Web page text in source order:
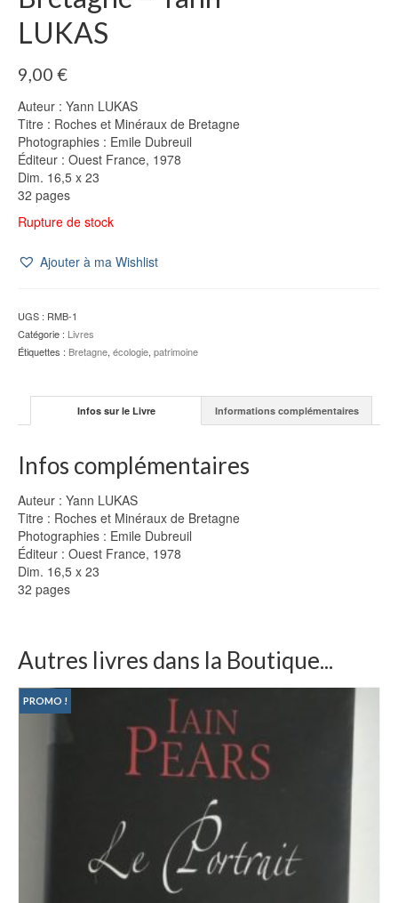
LUKAS
9,00 €
Auteur : Yann LUKAS
Titre : Roches et Minéraux de Bretagne
Photographies : Emile Dubreuil
Éditeur : Ouest France, 1978
Dim. 16,5 x 23
32 pages
Rupture de stock
Ajouter à ma Wishlist
UGS : RMB-1
Catégorie : Livres
Étiquettes : Bretagne, écologie, patrimoine
Infos sur le Livre Informations complémentaires
Infos complémentaires
Auteur : Yann LUKAS
Titre : Roches et Minéraux de Bretagne
Photographies : Emile Dubreuil
Éditeur : Ouest France, 1978
Dim. 16,5 x 23
32 pages
Autres livres dans la Boutique...
PROMO !